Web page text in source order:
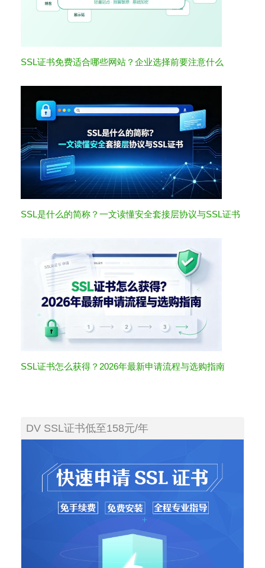
SSL证书免费适合哪些网站？企业选择前要注意什么
SSL是什么的简称？一文读懂安全套接层协议与SSL证书
SSL证书怎么获得？2026年最新申请流程与选购指南
DV SSL证书低至158元/年